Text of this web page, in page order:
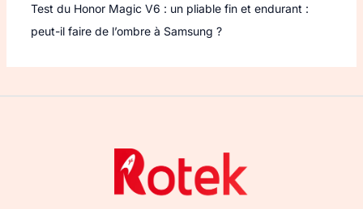
Test du Honor Magic V6 : un pliable fin et endurant :
peut-il faire de l’ombre à Samsung ?